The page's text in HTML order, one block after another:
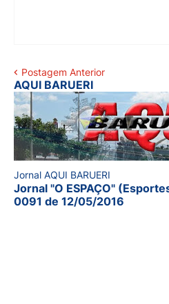
Postagem Anterior
AQUI BARUERI
Jornal AQUI BARUERI
Jornal "O ESPAÇO"
0091 de 12/05/2016